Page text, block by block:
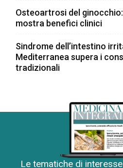
Osteoartrosi del
mostra benefici clinici
Sindrome dell’intestino
Mediterranea supera i
tradizionali
Le tematiche di